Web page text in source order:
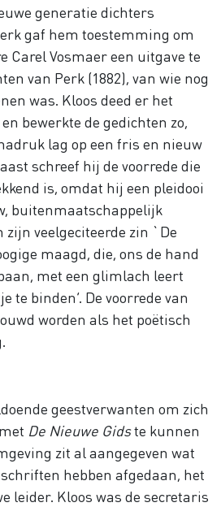
generatie dichters
gaf hem toestemming om
Carel Vosmaer een uitgave te
van Perk (1882), van wie nog
was. Kloos deed er het
bewerkte de gedichten zo,
lag op een fris en nieuw
schreef hij de voorrede die
is, omdat hij een pleidooi
buitenmaatschappelijk
veelgeciteerde zin `De
maagd, die, ons de hand
met een glimlach leert
te binden’. De voorrede van
worden als het poëtisch
geestverwanten om zich
De Nieuwe Gidste kunnen
zit al aangegeven wat
hebben afgedaan, het
leider. Kloos was de secretaris